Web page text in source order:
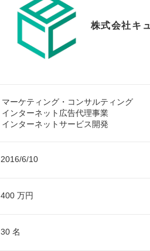
株式会社キ
マーケティング・コンサルティング
インターネット広告代理事業
インターネットサービス開発
2016/6/10
400 万円
30 名